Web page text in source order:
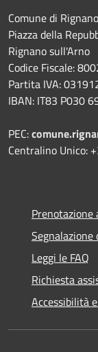
Comune di
Piazza della
Rignano sull'Arno
Codice Fiscale:
Partita IVA:
IBAN: IT83 P030
PEC:
Centralino Unico:
Segnalazione
Leggi le FAQ
Richiesta
Accessibilità